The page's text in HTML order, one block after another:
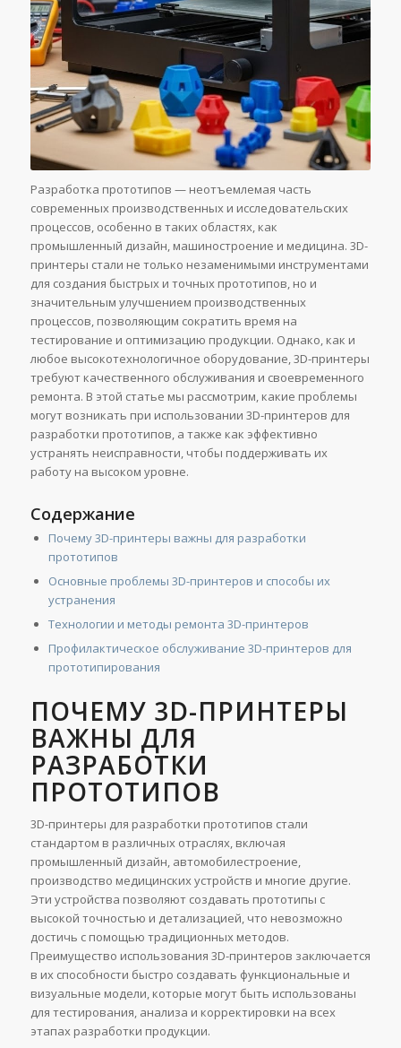
Разработка прототипов — неотъемлемая часть
современных производственных и исследовательских
процессов, особенно в таких областях, как
промышленный дизайн, машиностроение и медицина. 3D-
принтеры стали не только незаменимыми инструментами
для создания быстрых и точных прототипов, но и
значительным улучшением производственных
процессов, позволяющим сократить время на
тестирование и оптимизацию продукции. Однако, как и
любое высокотехнологичное оборудование, 3D-принтеры
требуют качественного обслуживания и своевременного
ремонта. В этой статье мы рассмотрим, какие проблемы
могут возникать при использовании 3D-принтеров для
разработки прототипов, а также как эффективно
устранять неисправности, чтобы поддерживать их
работу на высоком уровне.
Содержание
Почему 3D-принтеры важны для разработки
прототипов
Основные проблемы 3D-принтеров и способы их
устранения
Технологии и методы ремонта 3D-принтеров
Профилактическое обслуживание 3D-принтеров для
прототипирования
ПОЧЕМУ 3D-ПРИНТЕРЫ
ВАЖНЫ ДЛЯ
РАЗРАБОТКИ
ПРОТОТИПОВ
3D-принтеры для разработки прототипов стали
стандартом в различных отраслях, включая
промышленный дизайн, автомобилестроение,
производство медицинских устройств и многие другие.
Эти устройства позволяют создавать прототипы с
высокой точностью и детализацией, что невозможно
достичь с помощью традиционных методов.
Преимущество использования 3D-принтеров заключается
в их способности быстро создавать функциональные и
визуальные модели, которые могут быть использованы
для тестирования, анализа и корректировки на всех
этапах разработки продукции.